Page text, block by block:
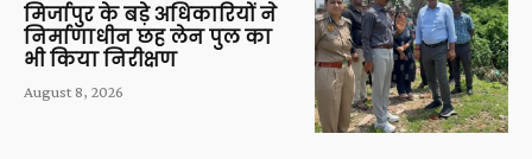
मिर्जापुर के बड़े अधिकारियों ने
निर्माणाधीन छह लेन पुल का
भी किया निरीक्षण
August 8, 2026